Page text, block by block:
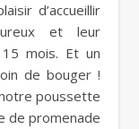
d’accueillir
et leur
mois. Et un
de bouger !
notre poussette
de promenade